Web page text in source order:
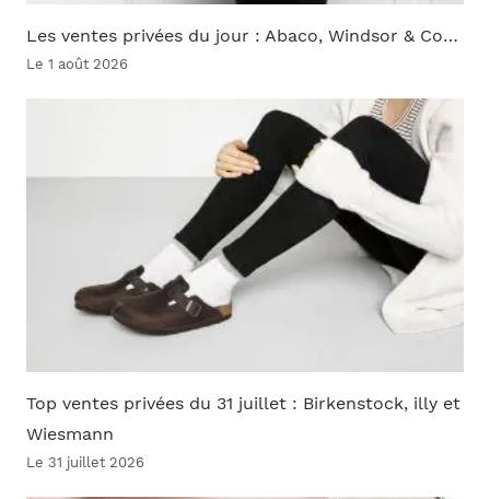
Les ventes privées du jour : Abaco, Windsor & Co…
Le 1 août 2026
Top ventes privées du 31 juillet : Birkenstock, illy et
Wiesmann
Le 31 juillet 2026